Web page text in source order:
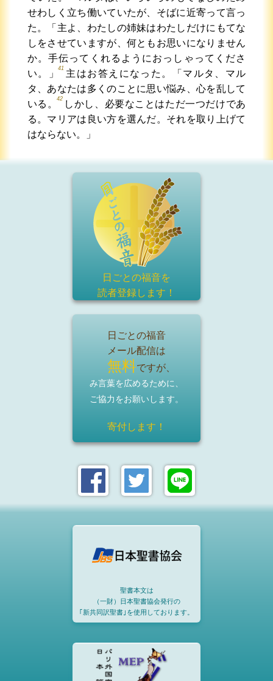
せわしく立ち働いていたが、そばに近寄って言っ
た。「主よ、わたしの姉妹はわたしだけにもてな
しをさせていますが、何ともお思いになりません
か。手伝ってくれるようにおっしゃってくださ
い。」
41
主はお答えになった。「マルタ、マル
タ、あなたは多くのことに思い悩み、心を乱して
いる。
42
しかし、必要なことはただ一つだけであ
る。マリアは良い方を選んだ。それを取り上げて
はならない。」
日ごとの福音を
読者登録します！
日ごとの福音
メール配信は
無料ですが、
み言葉を広めるために、
ご協力をお願いします。
寄付します！
聖書本文は
（一財）日本聖書協会発行の
｢新共同訳聖書｣を使用しております。